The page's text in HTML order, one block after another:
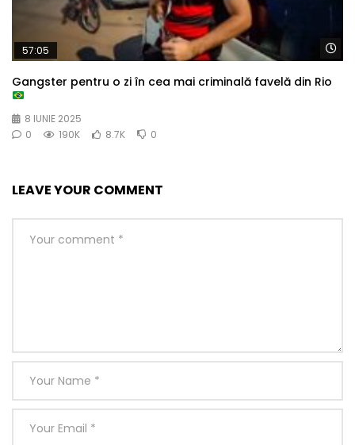
57:05
Gangster pentru o zi în cea mai criminală favelă din Rio
8 IUNIE 2025
0
190K 8.7K 0
LEAVE YOUR COMMENT